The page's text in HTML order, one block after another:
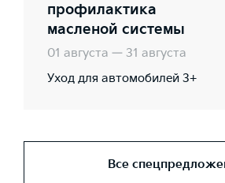
профилактика
масленой системы
01 августа — 31 августа
Уход для автомобилей 3+
Все